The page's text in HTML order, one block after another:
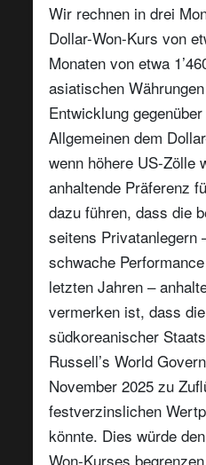
Wir rechnen in drei
Dollar-Won-Kurs von
Monaten von etwa
asiatischen
Entwicklung
Allgemeinen dem
wenn höhere US-Zölle
anhaltende Präferenz
dazu führen, dass die
seitens Privatanlegern
schwache
letzten Jahren –
vermerken ist, dass
südkoreanischer
Russell’s World
November 2025 zu
festverzinslichen
könnte. Dies würde
Won-Kurses